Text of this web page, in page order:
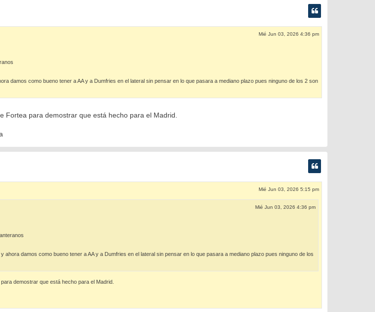
Mié Jun 03, 2026 4:36 pm
damos como bueno tener a AA y a Dumfries en el lateral sin pensar en lo que pasara a mediano plazo pues ninguno de los 2 son
Fortea para demostrar que está hecho para el Madrid.
Mié Jun 03, 2026 5:15 pm
Mié Jun 03, 2026 4:36 pm
ahora damos como bueno tener a AA y a Dumfries en el lateral sin pensar en lo que pasara a mediano plazo pues ninguno de los
demostrar que está hecho para el Madrid.